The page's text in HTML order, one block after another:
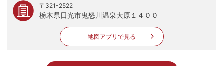
〒321-2522
栃木県日光市鬼怒川温泉大原１４００
地図アプリで見る